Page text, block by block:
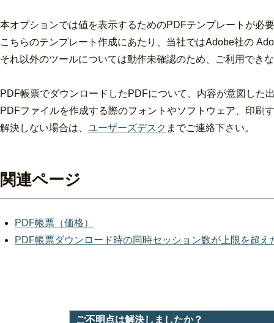
本オプションでは値を表示するためのPDFテンプレートが必
こちらのテンプレート作成にあたり、当社ではAdobe社の
それ以外のツールについては動作未確認のため、ご利用でき
PDF帳票でダウンロードしたPDFについて、内容が意図した
PDFファイルを作成する際のフォントやソフトウェア、印刷
解決しない場合は、 ユーザーズデスク までご連絡下さい。
関連ページ
PDF帳票（価格）
PDF帳票ダウンロード時の同時セッション数が上限を超